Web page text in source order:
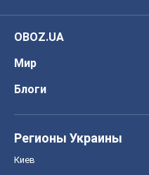
OBOZ.UA
Мир
Блоги
Регионы Украины
Киев